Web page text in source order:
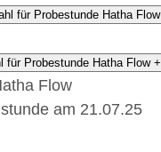
für Probestunde Hatha Flow
für Probestunde Hatha Flow +
Flow
am 21.07.25